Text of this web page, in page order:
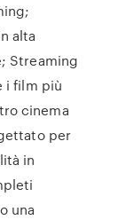
alta
Streaming
i film più
cinema
per
in
una